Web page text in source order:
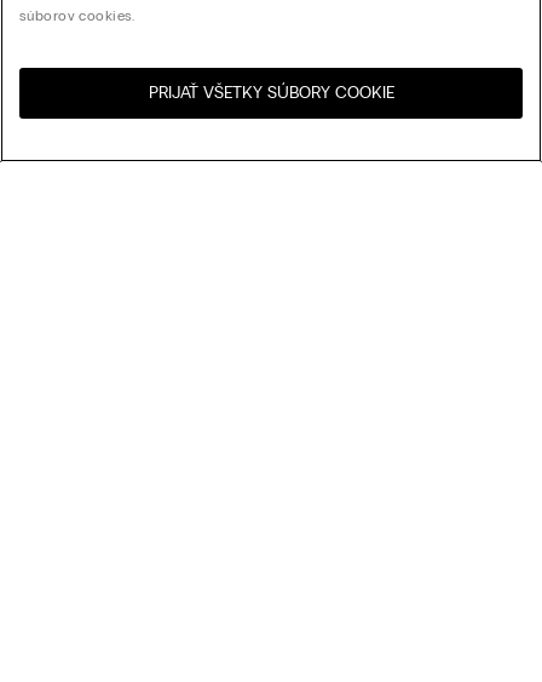
United States
súborov cookies.
PRIJAŤ VŠETKY SÚBORY COOKIE